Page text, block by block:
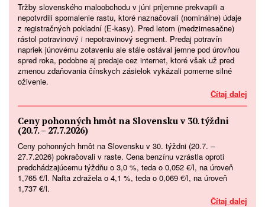
Tržby slovenského maloobchodu v júni príjemne prekvapili a
nepotvrdili spomalenie rastu, ktoré naznačovali (nominálne) údaje
z registračných pokladní (E-kasy). Pred letom (medzimesačne)
rástol potravinový i nepotravinový segment. Predaj potravín
napriek júnovému zotaveniu ale stále ostával jemne pod úrovňou
spred roka, podobne aj predaje cez internet, ktoré však už pred
zmenou zdaňovania čínskych zásielok vykázali pomerne silné
oživenie.
Čítaj dalej
Ceny pohonných hmôt na Slovensku v 30. týždni
(20.7. – 27.7.2026)
Ceny pohonných hmôt na Slovensku v 30. týždni (20.7. –
27.7.2026) pokračovali v raste. Cena benzínu vzrástla oproti
predchádzajúcemu týždňu o 3,0 %, teda o 0,052 €/l, na úroveň
1,765 €/l. Nafta zdražela o 4,1 %, teda o 0,069 €/l, na úroveň
1,737 €/l.
Čítaj dalej